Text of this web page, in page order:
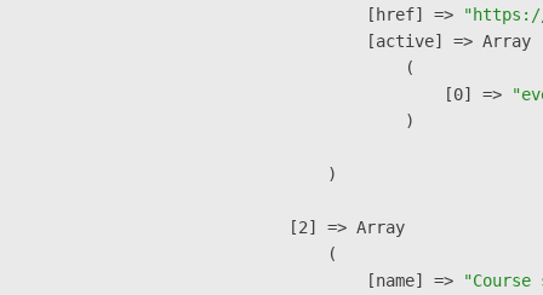
            [href] =>
            [active] => Array
                (
                    [0] =>
                )
        )
    [2] => Array
        (
            [name] =>